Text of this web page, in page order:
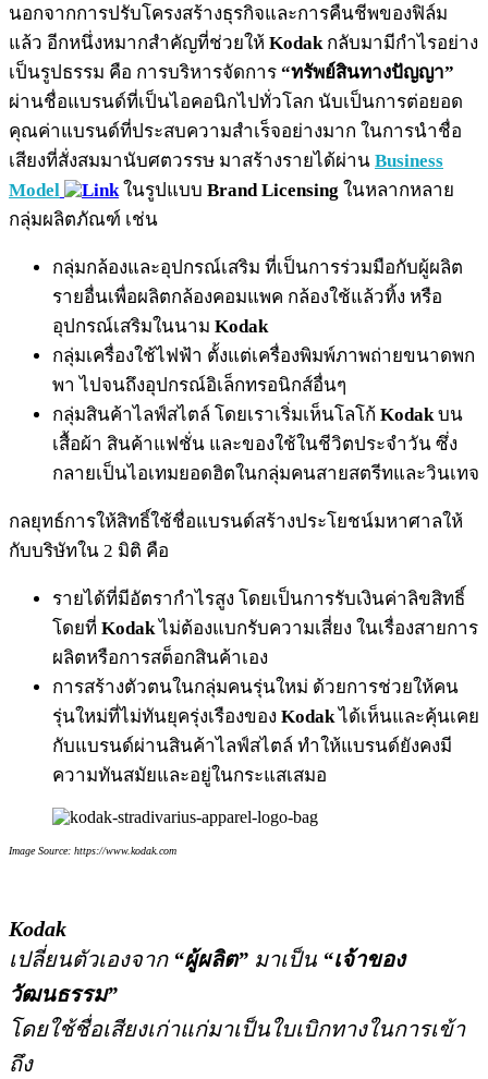
นอกจากการปรับโครงสร้างธุรกิจและการคืนชีพของฟิล์ม
แล้ว อีกหนึ่งหมากสำคัญที่ช่วยให้ Kodakกลับมามีกำไรอย่าง
เป็นรูปธรรม คือ การบริหารจัดการ “ทรัพย์สินทางปัญญา”
ผ่านชื่อแบรนด์ที่เป็นไอคอนิกไปทั่วโลก นับเป็นการต่อยอด
คุณค่าแบรนด์ที่ประสบความสำเร็จอย่างมาก ในการนำชื่อ
เสียงที่สั่งสมมานับศตวรรษ มาสร้างรายได้ผ่าน Business
Model
ในรูปแบบ Brand Licensing ในหลากหลาย
กลุ่มผลิตภัณฑ์ เช่น
กลุ่มกล้องและอุปกรณ์เสริม ที่เป็นการร่วมมือกับผู้ผลิต
รายอื่นเพื่อผลิตกล้องคอมแพค กล้องใช้แล้วทิ้ง หรือ
อุปกรณ์เสริมในนาม Kodak
กลุ่มเครื่องใช้ไฟฟ้า ตั้งแต่เครื่องพิมพ์ภาพถ่ายขนาดพก
พา ไปจนถึงอุปกรณ์อิเล็กทรอนิกส์อื่นๆ
กลุ่มสินค้าไลฟ์สไตล์ โดยเราเริ่มเห็นโลโก้ Kodakบน
เสื้อผ้า สินค้าแฟชั่น และของใช้ในชีวิตประจำวัน ซึ่ง
กลายเป็นไอเทมยอดฮิตในกลุ่มคนสายสตรีทและวินเทจ
กลยุทธ์การให้สิทธิ์ใช้ชื่อแบรนด์สร้างประโยชน์มหาศาลให้
กับบริษัทใน 2 มิติ คือ
รายได้ที่มีอัตรากำไรสูง โดยเป็นการรับเงินค่าลิขสิทธิ์
โดยที่ Kodakไม่ต้องแบกรับความเสี่ยง ในเรื่องสายการ
ผลิตหรือการสต็อกสินค้าเอง
การสร้างตัวตนในกลุ่มคนรุ่นใหม่ ด้วยการช่วยให้คน
รุ่นใหม่ที่ไม่ทันยุครุ่งเรืองของ Kodakได้เห็นและคุ้นเคย
กับแบรนด์ผ่านสินค้าไลฟ์สไตล์ ทำให้แบรนด์ยังคงมี
ความทันสมัยและอยู่ในกระแสเสมอ
Image Source: https://www.kodak.com
Kodak
เปลี่ยนตัวเองจาก “ผู้ผลิต” มาเป็น “เจ้าของ
วัฒนธรรม”
โดยใช้ชื่อเสียงเก่าแก่มาเป็นใบเบิกทางในการเข้า
ถึง